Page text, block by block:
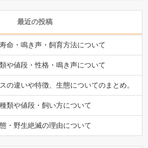
最近の投稿
命・鳴き声・飼育方法について
や値段・性格・鳴き声について
の違いや特徴、生態についてのまとめ。
類や値段・飼い方について
・野生絶滅の理由について